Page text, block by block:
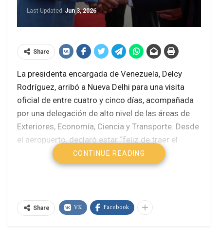
Last Updated Jun 3, 2026
Share
La presidenta encargada de Venezuela, Delcy
Rodríguez, arribó a Nueva Delhi para una visita
oficial de entre cuatro y cinco días, acompañada
por una delegación de alto nivel de las áreas de
Exteriores, Economía, Ciencia y Transporte. Desde
el aeropuerto, declaró estar “feliz de traer el
mensaje de Venezuela, que es el mensaje de paz,
amistad y cooperación”, subrayando que la gira
relevancia internacional.
CONTINUE READING
Share VK Facebook